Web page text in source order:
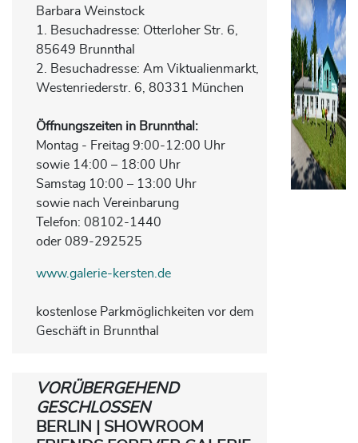
Barbara Weinstock
1. Besuchadresse: Otterloher Str. 6,
85649 Brunnthal
2. Besuchadresse: Am Viktualienmarkt,
Westenriederstr. 6, 80331 München
Öffnungszeiten in Brunnthal:
Montag - Freitag 9:00-12:00 Uhr
sowie 14:00 – 18:00 Uhr
Samstag 10:00 – 13:00 Uhr
sowie nach Vereinbarung
Telefon: 08102-1440
oder 089-292525
www.galerie-kersten.de
kostenlose Parkmöglichkeiten vor dem
Geschäft in Brunnthal
VORÜBERGEHEND
GESCHLOSSEN
BERLIN | SHOWROOM